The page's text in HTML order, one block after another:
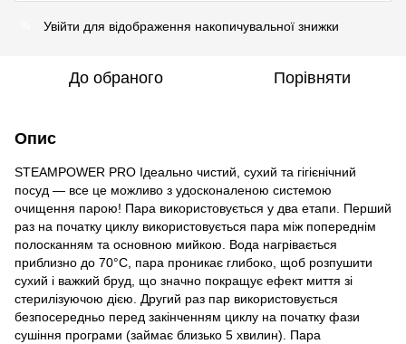
Увійти для відображення накопичувальної знижки
До обраного Порівняти
Опис
STEAMPOWER PRO Ідеально чистий, сухий та гігієнічний
посуд — все це можливо з удосконаленою системою
очищення парою! Пара використовується у два етапи. Перший
раз на початку циклу використовується пара між попереднім
полосканням та основною мийкою. Вода нагрівається
приблизно до 70°С, пара проникає глибоко, щоб розпушити
сухий і важкий бруд, що значно покращує ефект миття зі
стерилізуючою дією. Другий раз пар використовується
безпосередньо перед закінченням циклу на початку фази
сушіння програми (займає близько 5 хвилин). Пара